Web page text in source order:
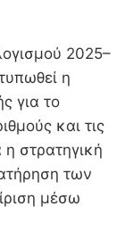
2025–
η
για το
και τις
η στρατηγική
των
μέσω